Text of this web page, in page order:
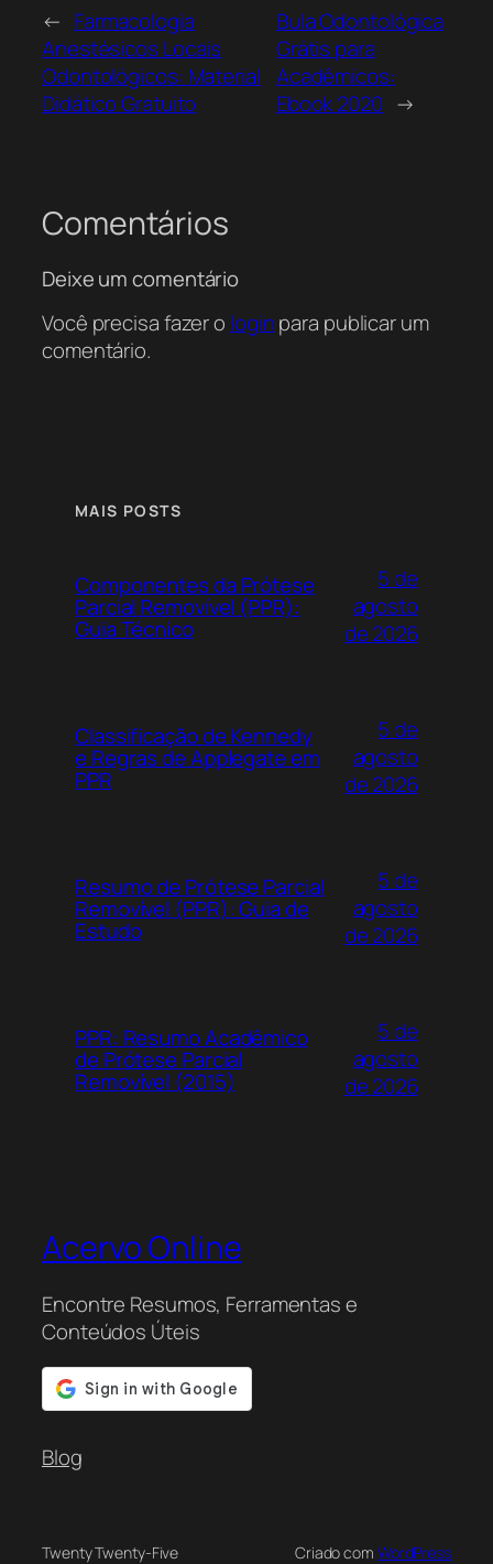
← Farmacologia
Anestésicos Locais
Odontológicos: Material
Didático Gratuito
Bula Odontológica
Grátis para
Acadêmicos:
Ebook 2020 →
Comentários
Deixe um comentário
Você precisa fazer o loginpara publicar um
comentário.
MAIS POSTS
Componentes da Prótese
Parcial Removível (PPR):
Guia Técnico
5 de
agosto
de 2026
Classificação de Kennedy
e Regras de Applegate em
PPR
5 de
agosto
de 2026
Resumo de Prótese Parcial
Removível (PPR): Guia de
Estudo
5 de
agosto
de 2026
PPR: Resumo Acadêmico
de Prótese Parcial
Removível (2015)
5 de
agosto
de 2026
Acervo Online
Encontre Resumos, Ferramentas e
Conteúdos Úteis
Blog
Twenty Twenty-Five Criado com WordPress